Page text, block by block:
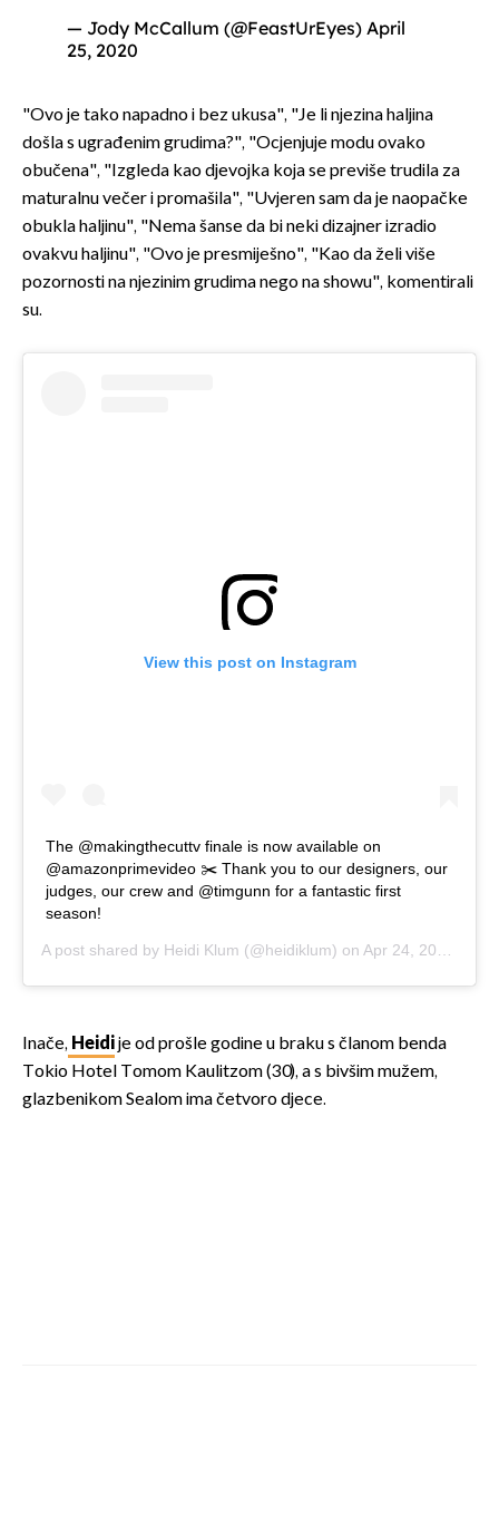
— Jody McCallum (@FeastUrEyes) April
25, 2020
"Ovo je tako napadno i bez ukusa", "Je li njezina haljina
došla s ugrađenim grudima?", "Ocjenjuje modu ovako
obučena", "Izgleda kao djevojka koja se previše trudila za
maturalnu večer i promašila", "Uvjeren sam da je naopačke
obukla haljinu", "Nema šanse da bi neki dizajner izradio
ovakvu haljinu", "Ovo je presmiješno", "Kao da želi više
pozornosti na njezinim grudima nego na showu", komentirali
su.
View this post on Instagram
The @makingthecuttv finale is now available on
@amazonprimevideo ✂️ Thank you to our designers, our
judges, our crew and @timgunn for a fantastic first
season!
A post shared by Heidi Klum (@heidiklum) on Apr 24, 2020 at 5:20am PDT
Inače, Heidije od prošle godine u braku s članom benda
Tokio Hotel Tomom Kaulitzom (30), a s bivšim mužem,
glazbenikom Sealom ima četvoro djece.